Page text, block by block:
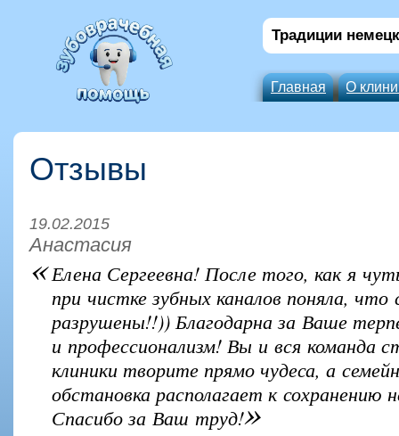
Традиции
Главная О
Отзывы
19.02.2015
Анастасия
«Елена Сергеевна! После того, как я
при чистке зубных каналов поняла,
разрушены!!)) Благодарна за Ваше
и профессионализм! Вы и вся команда
клиники творите прямо чудеса, а
обстановка располагает к сохранению
Спасибо за Ваш труд!»